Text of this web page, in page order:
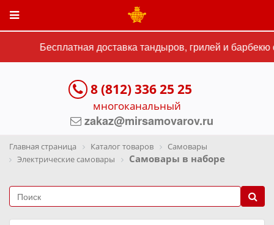
Бесплатная доставка тандыров, грилей и
8 (812) 336 25 25
многоканальный
zakaz@mirsamovarov.ru
Главная страница Каталог товаров
Самовары
Электрические самовары
Самовары в наборе